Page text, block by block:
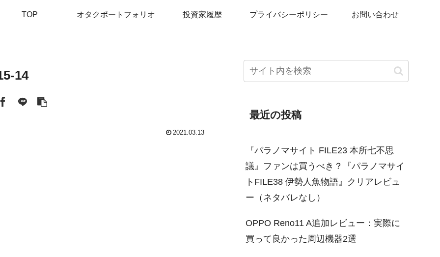
TOP オタクポートフォリオ 投資家履歴 プライバシーポリシー お問い合わせ
14
2021.03.13
最近の投稿
『パラノマサイト FILE23 本所七不思
議』ファンは買うべき？『パラノマサイ
トFILE38 伊勢人魚物語』クリアレビュ
ー（ネタバレなし）
OPPO Reno11 A追加レビュー：実際に
買って良かった周辺機器2選